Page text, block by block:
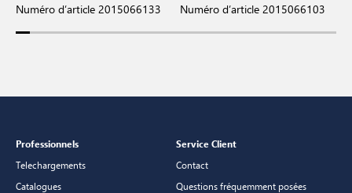
Numéro d’article 2015066133 Numéro d’article 2015066103
Professionnels
Telechargements
Catalogues
Service Client
Contact
Questions fréquemment posées